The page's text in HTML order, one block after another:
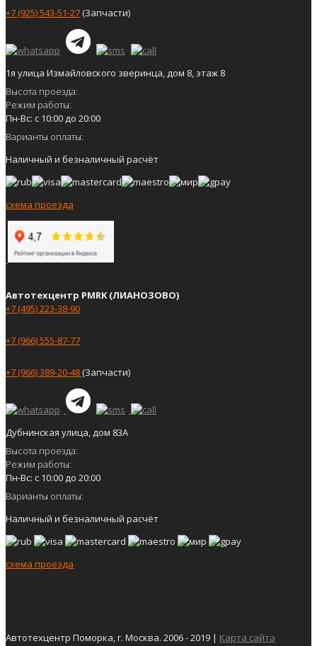
+7 (925) 543-51-27(Запчасти)
1я улица Измайловского зверинца, дом 8, этаж 8
Высота проезда:
Режим работы:
Пн-Вс: с 10:00 до 20:00
Варианты оплаты:
Наличный и безналичный расчёт
схема проезда
Автотехцентр PMRK (ЛИАНОЗОВО)
+7 (495) 223-38-90
+7 (966) 555-87-77
+7 (966) 389-20-48(Запчасти)
Дубнинская улица, дом 83А
Высота проезда:
Режим работы:
Пн-Вс: с 10:00 до 20:00
Варианты оплаты:
Наличный и безналичный расчёт
схема проезда
Автотехцентр Поморка, г. Москва. 2006 - 2019 | Карта сайта